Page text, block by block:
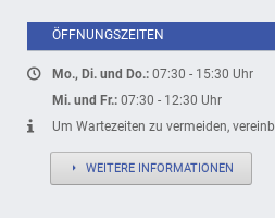
ÖFFNUNGSZEITEN
Mo., Di. und Do.:07:30 - 15:30 Uhr
Mi. und Fr.: 07:30 - 12:30 Uhr
Um Wartezeiten zu vermeiden,
WEITERE INFORMATIONEN